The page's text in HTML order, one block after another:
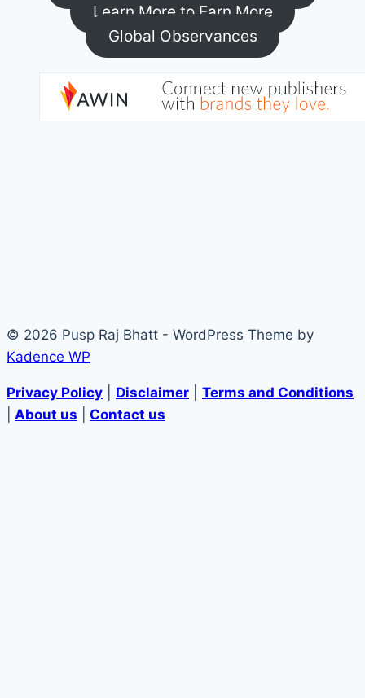
Learn More to Earn More
Global Observances
© 2026 Pusp Raj Bhatt - WordPress Theme by
Kadence WP
Privacy Policy Disclaimer
Terms and Conditions
About us Contact us